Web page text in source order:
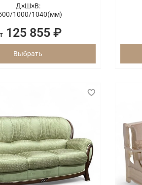
Д×Ш×В:
1000/1040(мм)
125 855 ₽
Выбрать